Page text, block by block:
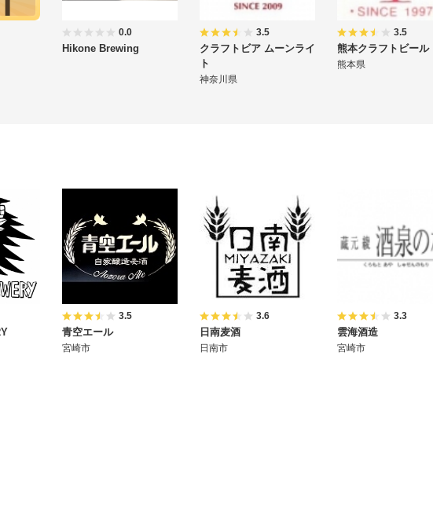
0.0
Hikone Brewing
3.5
クラフトビア ムーンライ
ト
神奈川県
3.5
熊本クラフトビール
熊本県
3.5
青空エール
宮崎市
3.6
日南麦酒
日南市
3.3
雲海酒造
宮崎市